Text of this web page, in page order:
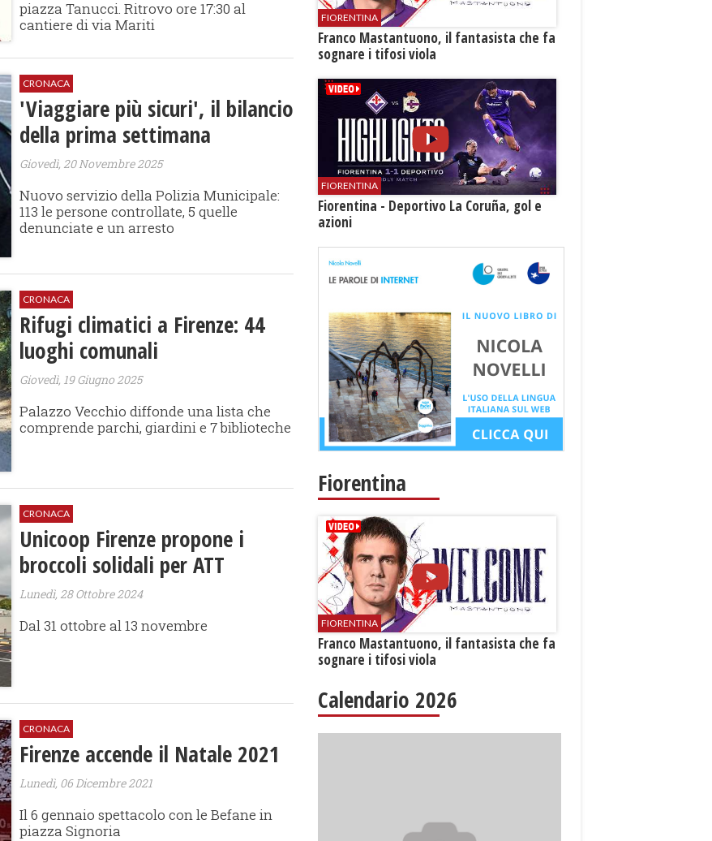
piazza Tanucci. Ritrovo ore 17:30 al
cantiere di via Mariti
CRONACA
'Viaggiare più sicuri', il bilancio
della prima settimana
Giovedì, 20 Novembre 2025
Nuovo servizio della Polizia Municipale:
113 le persone controllate, 5 quelle
denunciate e un arresto
CRONACA
Rifugi climatici a Firenze: 44
luoghi comunali
Giovedì, 19 Giugno 2025
Palazzo Vecchio diffonde una lista che
comprende parchi, giardini e 7 biblioteche
CRONACA
Unicoop Firenze propone i
broccoli solidali per ATT
Lunedì, 28 Ottobre 2024
Dal 31 ottobre al 13 novembre
CRONACA
Firenze accende il Natale 2021
Lunedì, 06 Dicembre 2021
Il 6 gennaio spettacolo con le Befane in
piazza Signoria
FIORENTINA
Franco Mastantuono, il fantasista che fa
sognare i tifosi viola
FIORENTINA
Fiorentina - Deportivo La Coruña, gol e
azioni
Fiorentina
FIORENTINA
Franco Mastantuono, il fantasista che fa
sognare i tifosi viola
Calendario 2026